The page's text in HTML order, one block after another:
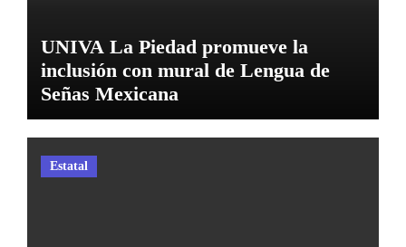
UNIVA La Piedad promueve la
inclusión con mural de Lengua de
Señas Mexicana
Estatal